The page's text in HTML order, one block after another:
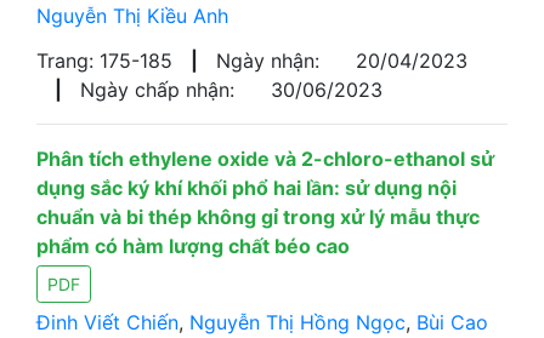
Nguyễn Thị Kiều Anh
Trang: 175-185
Ngày nhận:
20/04/2023
Ngày chấp nhận: 30/06/2023
Phân tích ethylene oxide và 2-chloro-ethanol sử
dụng sắc ký khí khối phổ hai lần: sử dụng nội
chuẩn và bi thép không gỉ trong xử lý mẫu thực
phẩm có hàm lượng chất béo cao
PDF
Đinh Viết Chiến, Nguyễn Thị Hồng Ngọc, Bùi Cao